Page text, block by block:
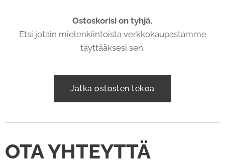
Ostoskorisi on tyhjä.
Etsi jotain mielenkiintoista verkkokaupastamme
täyttääksesi sen.
Jatka ostosten tekoa
OTA YHTEYTTÄ